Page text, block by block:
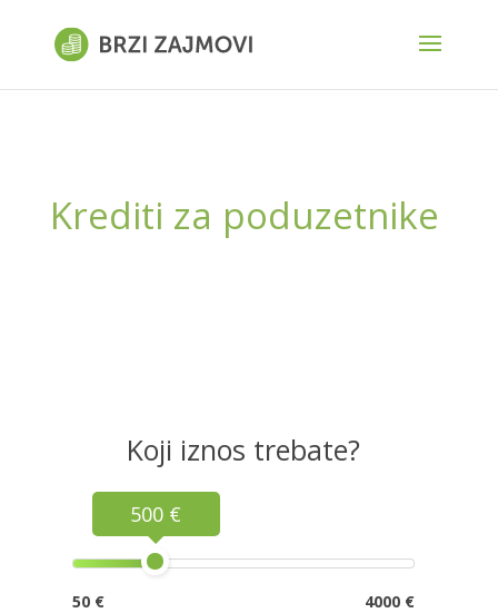
Krediti za poduzetnike
Koji iznos trebate?
500 €
50 € 4000 €